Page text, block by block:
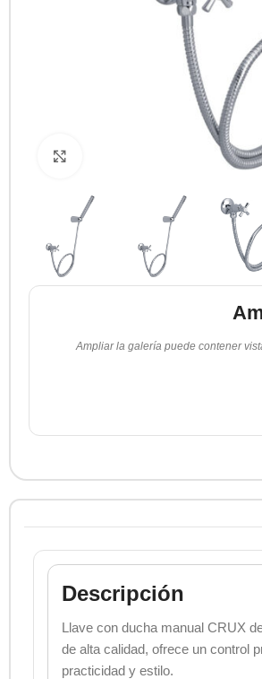
Ampliar la galería puede contener
Descripción
Llave con ducha manual CRUX
de alta calidad, ofrece un control
practicidad y estilo.